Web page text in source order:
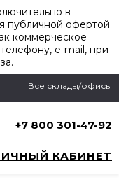
в
публичной офертой
коммерческое
e-mail, при
Все склады/офисы
+7 800 301-47-92
КАБИНЕТ